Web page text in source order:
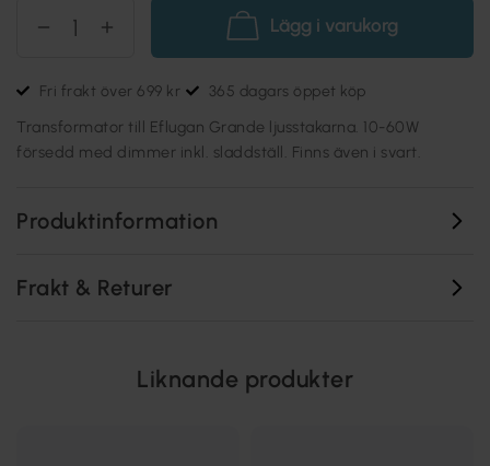
Lägg i varukorg
Fri frakt över 699 kr 365 dagars öppet köp
Transformator till Eflugan Grande ljusstakarna. 10-60W
försedd med dimmer inkl. sladdställ. Finns även i svart.
Produktinformation
Frakt & Returer
Liknande produkter